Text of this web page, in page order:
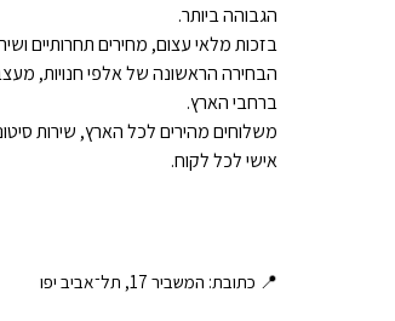
הגבוהה ביותר.
בזכות מלאי עצום, מחירים תחרותיים
הבחירה הראשונה של אלפי חנויות,
ברחבי הארץ.
משלוחים מהירים לכל הארץ, שירות
אישי לכל לקוח.
📍 כתובת: המשביר 17, תל־אביב יפו